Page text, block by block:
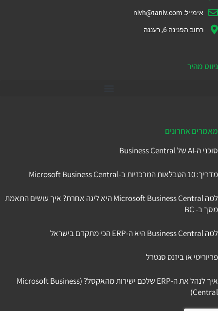
אימייל: nivh@taniv.com
רחוב הפנינה 6, רעננה
ניווט מהיר
מאמרים אחרונים
סוכני ה-AI של Business Central
מדריך: 10 הטבלאות המרכזיות ב-Microsoft Business Central
למה Microsoft Business Central היא ליגה אחרת? איך עושים התאמת
מסך ב- BC
למה Business Central היא ה-ERP הכי מתקדם בישראל
פריוריטי או ביזנס סנטרל
איך לנהל את ה-ERP שלכם ישירות מהאקסל? (Microsoft Business
Central)